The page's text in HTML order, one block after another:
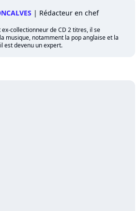
| Rédacteur en chef
collectionneur de CD 2 titres, il se
musique, notamment la pop anglaise et la
est devenu un expert.